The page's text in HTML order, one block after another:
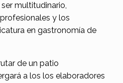
multitudinario,
y los
en gastronomía de
de un patio
a los los elaboradores